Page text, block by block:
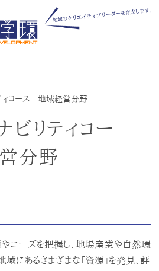
ィコース 地域経営分野
ビリティコー
分野
ニーズを把握し、地場産業や自然環
域にあるさまざまな「資源」を発見、評